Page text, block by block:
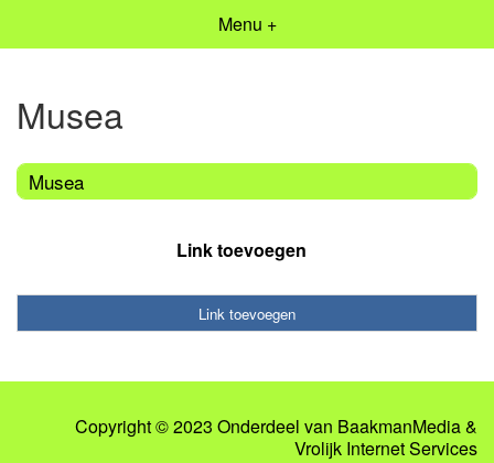
Menu +
Musea
Musea
Link toevoegen
Link toevoegen
Copyright © 2023 Onderdeel van BaakmanMedia&
Vrolijk Internet Services